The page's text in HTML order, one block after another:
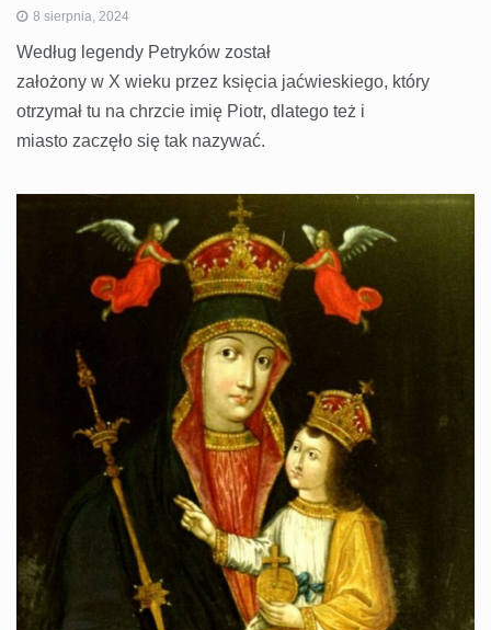
8 sierpnia, 2024
Według legendy Petryków został
założony w X wieku przez księcia jaćwieskiego, który
otrzymał tu na chrzcie imię Piotr, dlatego też i
miasto zaczęło się tak nazywać.